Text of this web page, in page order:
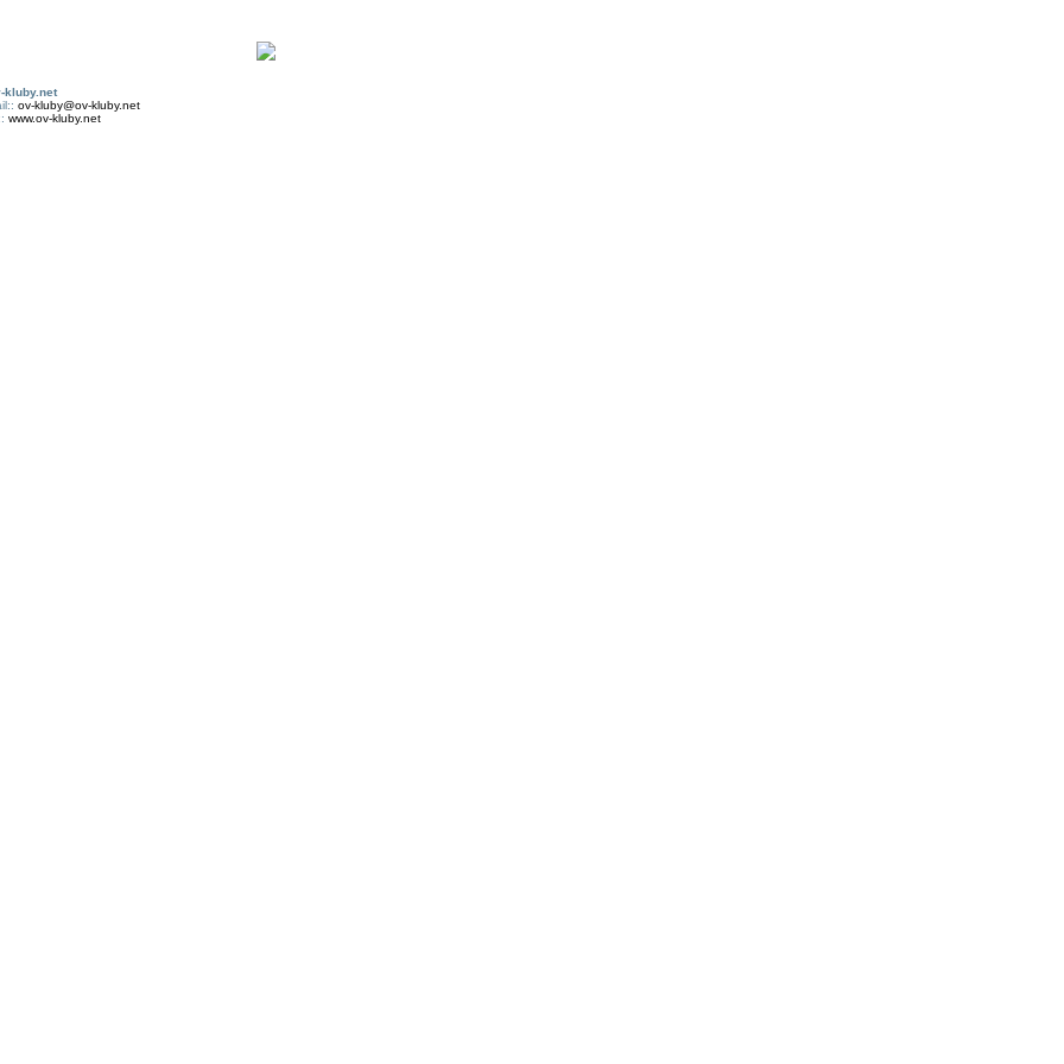
kluby.net
ov-kluby@ov-kluby.net
www.ov-kluby.net